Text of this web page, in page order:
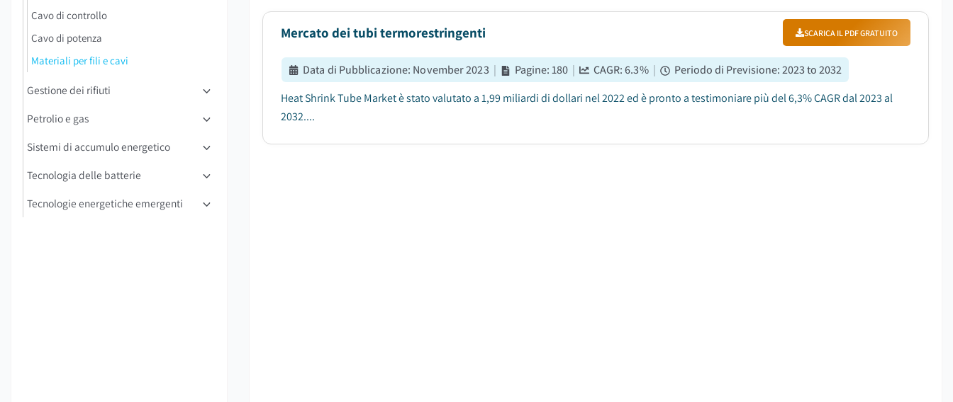
Cavo di controllo
Cavo di potenza
Materiali per fili e cavi
Gestione dei rifiuti
Petrolio e gas
Sistemi di accumulo energetico
Tecnologia delle batterie
Tecnologie energetiche emergenti
Mercato dei tubi termorestringenti SCARICA IL PDF GRATUITO
Data di Pubblicazione: November 2023 | Pagine:180 | CAGR:6.3% | Periodo di Previsione:2023 to 2032
Heat Shrink Tube Market è stato valutato a 1,99 miliardi di dollari nel 2022 ed è pronto a testimoniare più del 6,3% CAGR dal 2023 al
2032....